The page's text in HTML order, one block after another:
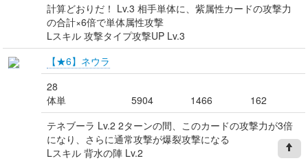
計算どおりだ！ Lv.3 相手単体に、紫属性カードの攻撃力
の合計×6倍で単体属性攻撃
Lスキル 攻撃タイプ攻撃UP Lv.3
【★6】ネウラ
28
体単
5904 1466
162
テネブーラ Lv.2 2ターンの間、このカードの攻撃力が3倍
になり、さらに通常攻撃が爆裂攻撃になる
Lスキル 背水の陣 Lv.2